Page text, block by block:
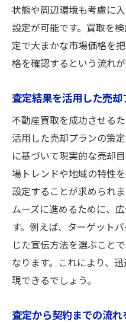
状態や周辺環境も考慮に
設定が可能です。買取を
定で大まかな市場価格を
格を確認するという流れが
査定結果を活用した売
不動産買取を成功させる
活用した売却プランの策
に基づいて現実的な売却
場トレンドや地域の特性
設定することが求められ
ムーズに進めるために、
す。例えば、ターゲット
じた宣伝方法を選ぶこと
なります。これにより、
現できるでしょう。
査定から契約までの流